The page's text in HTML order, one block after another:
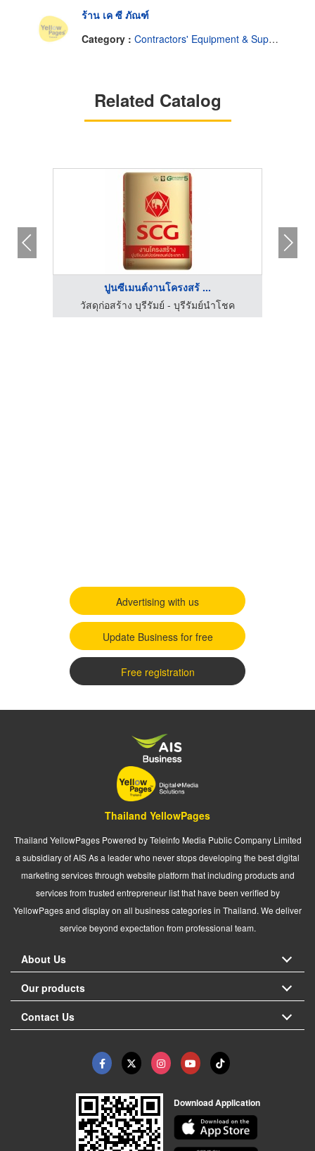
ร้าน เค ซี ภัณฑ์
Category : Contractors' Equipment & Supplies
Related Catalog
ปูนซีเมนต์งานโครงสร้ ...
วัสดุก่อสร้าง บุรีรัมย์ - บุรีรัมย์นำโชค
Advertising with us
Update Business for free
Free registration
Thailand YellowPages
Thailand YellowPages Powered by Teleinfo Media Public Company Limited
a subsidiary of AIS As a leader who never stops developing the best digital
marketing services through website platform that including products and
services from trusted entrepreneur list that have been verified by
YellowPages and display on all business categories in Thailand. We deliver
service beyond expectation from professional team.
About Us
Our products
Contact Us
Download Application